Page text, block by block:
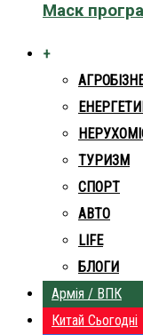
Маск
+
ТУРИЗМ
СПОРТ
АВТО
LIFE
БЛОГИ
Армія / ВПК
Китай Сьогодні